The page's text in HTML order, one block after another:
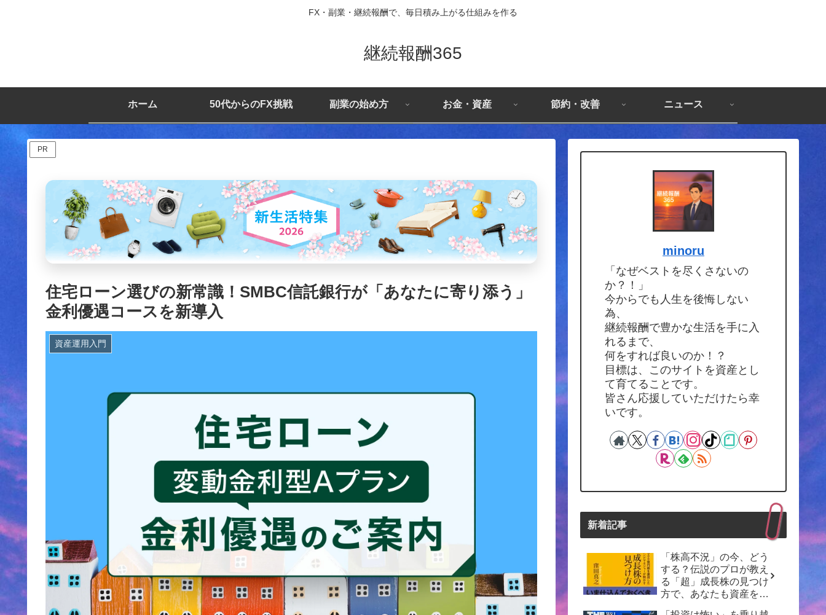
FX・副業・継続報酬で、毎日積み上がる仕組みを作る
継続報酬365
ホーム 50代からのFX挑戦 副業の始め方 お金・資産 節約・改善 ニュース
PR
住宅ローン選びの新常識！SMBC信託銀行が「あなたに寄り添う」
金利優遇コースを新導入
資産運用入門
minoru
「なぜベストを尽くさないの
か？！」
今からでも人生を後悔しない
為、
継続報酬で豊かな生活を手に入
れるまで、
何をすれば良いのか！？
目標は、このサイトを資産とし
て育てることです。
皆さん応援していただけたら幸
いです。
新着記事
「株高不況」の今、どう
する？伝説のプロが教え
る「超」成長株の見つけ
方で、あなたも資産を増